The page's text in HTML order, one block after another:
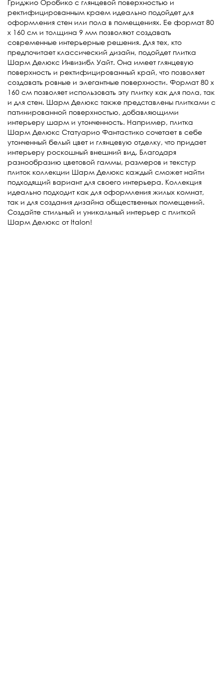
Гриджио Оробико с глянцевой поверхностью и
ректифицированным краем идеально подойдет для
оформления стен или пола в помещениях. Ее формат 80
х 160 см и толщина 9 мм позволяют создавать
современные интерьерные решения. Для тех, кто
предпочитает классический дизайн, подойдет плитка
Шарм Делюкс Инвизибл Уайт. Она имеет глянцевую
поверхность и ректифицированный край, что позволяет
создавать ровные и элегантные поверхности. Формат 80 х
160 см позволяет использовать эту плитку как для пола, так
и для стен. Шарм Делюкс также представлены плитками с
патинированной поверхностью, добавляющими
интерьеру шарм и утонченность. Например, плитка
Шарм Делюкс Статуарио Фантастико сочетает в себе
утонченный белый цвет и глянцевую отделку, что придает
интерьеру роскошный внешний вид. Благодаря
разнообразию цветовой гаммы, размеров и текстур
плиток коллекции Шарм Делюкс каждый сможет найти
подходящий вариант для своего интерьера. Коллекция
идеально подходит как для оформления жилых комнат,
так и для создания дизайна общественных помещений.
Создайте стильный и уникальный интерьер с плиткой
Шарм Делюкс от Italon!